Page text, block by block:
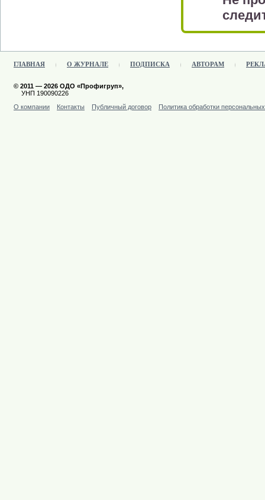
ГЛАВНАЯ О ЖУРНАЛЕ ПОДПИСКА АВТОРАМ
© 2011 — 2026 ОДО «Профигруп»,
УНП 190090226
О компании
Контакты Публичный договор Политика обработки